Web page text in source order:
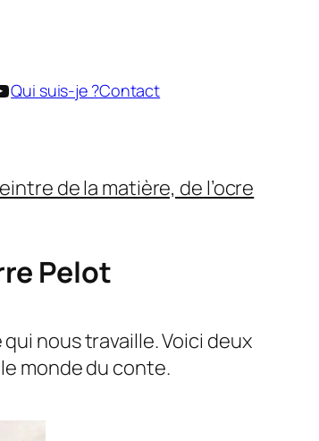
Qui suis-je ?Contact
de la matière, de l’ocre
Pelot
nous travaille. Voici deux
monde du conte.